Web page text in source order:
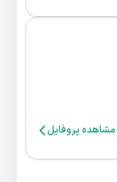
مشاهده پروفایل